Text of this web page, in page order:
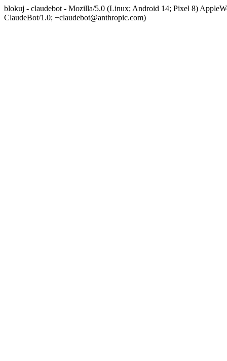
blokuj - claudebot - Mozilla/5.0 (Linux; Android 14; Pixel 8)
ClaudeBot/1.0; +claudebot@anthropic.com)